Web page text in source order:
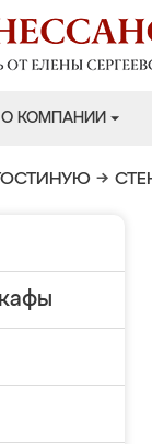
О КОМПАНИИ
→